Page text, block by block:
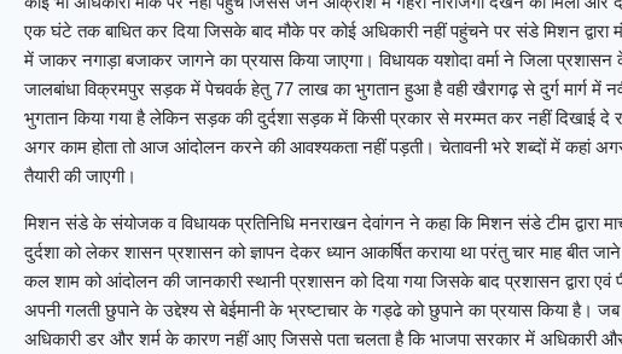
एक घंटे तक बाधित कर दिया जिसके बाद मौके पर कोई अधिकारी नहीं पहुंचने पर संडे मिशन द्वारा
में जाकर नगाड़ा बजाकर जागने का प्रयास किया जाएगा। विधायक यशोदा वर्मा ने जिला प्रशासन
जालबांधा विक्रमपुर सड़क में पेचवर्क हेतु 77 लाख का भुगतान हुआ है वही खैरागढ़ से दुर्ग मार्ग
भुगतान किया गया है लेकिन सड़क की दुर्दशा सड़क में किसी प्रकार से मरम्मत कर नहीं दिखाई दे
अगर काम होता तो आज आंदोलन करने की आवश्यकता नहीं पड़ती। चेतावनी भरे शब्दों में कहां
तैयारी की जाएगी।
मिशन संडे के संयोजक व विधायक प्रतिनिधि मनराखन देवांगन ने कहा कि मिशन संडे टीम द्वारा
दुर्दशा को लेकर शासन प्रशासन को ज्ञापन देकर ध्यान आकर्षित कराया था परंतु चार माह बीत
कल शाम को आंदोलन की जानकारी स्थानी प्रशासन को दिया गया जिसके बाद प्रशासन द्वारा एवं
अपनी गलती छुपाने के उद्देश्य से बेईमानी के भ्रष्टाचार के गड्ढे को छुपाने का प्रयास किया है। जब
अधिकारी डर और शर्म के कारण नहीं आए जिससे पता चलता है कि भाजपा सरकार में अधिकारी